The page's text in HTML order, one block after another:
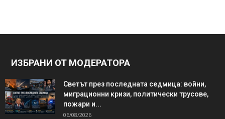
ИЗБРАНИ ОТ МОДЕРАТОРА
Светът през последната седмица: войни,
миграционни кризи, политически трусове,
пожари и...
06/08/2026